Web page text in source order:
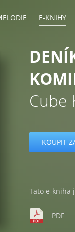
E-KNIHY
Cube
KOUPIT
Tato e-kniha
PDF